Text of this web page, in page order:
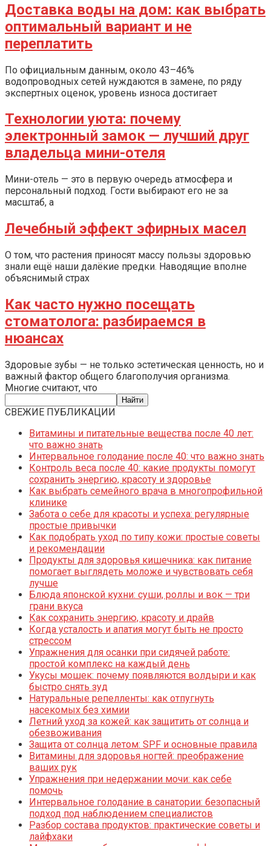
Доставка воды на дом: как выбрать
оптимальный вариант и не
переплатить
По официальным данным, около 43–46%
водопроводных сетей нуждаются в замене, по ряду
экспертных оценок, уровень износа достигает
Технологии уюта: почему
электронный замок — лучший друг
владельца мини-отеля
Мини-отель — это в первую очередь атмосфера и
персональный подход. Гости выбирают его не за
масштаб, а
Лечебный эффект эфирных масел
О том, что растения приносят массу пользы здоровью
знали ещё наши далёкие предки. Наводящие вполне
объяснимый страх
Как часто нужно посещать
стоматолога: разбираемся в
нюансах
Здоровые зубы — не только эстетическая ценность, но и
важный фактор общего благополучия организма.
Многие считают, что
СВЕЖИЕ ПУБЛИКАЦИИ
Витамины и питательные вещества после 40 лет:
что важно знать
Интервальное голодание после 40: что важно знать
Контроль веса после 40: какие продукты помогут
сохранить энергию, красоту и здоровье
Как выбрать семейного врача в многопрофильной
клинике
Забота о себе для красоты и успеха: регулярные
простые привычки
Как подобрать уход по типу кожи: простые советы
и рекомендации
Продукты для здоровья кишечника: как питание
помогает выглядеть моложе и чувствовать себя
лучше
Блюда японской кухни: суши, роллы и вок — три
грани вкуса
Как сохранить энергию, красоту и драйв
Когда усталость и апатия могут быть не просто
стрессом
Упражнения для осанки при сидячей работе:
простой комплекс на каждый день
Укусы мошек: почему появляются волдыри и как
быстро снять зуд
Натуральные репелленты: как отпугнуть
насекомых без химии
Летний уход за кожей: как защитить от солнца и
обезвоживания
Защита от солнца летом: SPF и основные правила
Витамины для здоровья ногтей: преображение
ваших рук
Упражнения при недержании мочи: как себе
помочь
Интервальное голодание в санатории: безопасный
подход под наблюдением специалистов
Разбор состава продуктов: практические советы и
лайфхаки